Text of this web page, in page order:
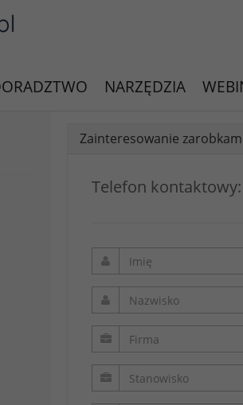
NARZĘDZIA
Zainteresowanie
Telefon kontaktowy: